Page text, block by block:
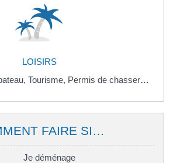
LOISIRS
Tourisme, Permis de chasser…
FAIRE SI…
Je déménage